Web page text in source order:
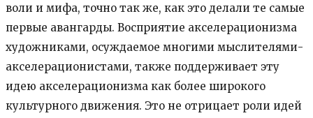
воли и мифа, точно так же, как это делали те самые
первые авангарды. Восприятие акселерационизма
художниками, осуждаемое многими мыслителями-
акселерационистами, также поддерживает эту
идею акселерационизма как более широкого
культурного движения. Это не отрицает роли идей